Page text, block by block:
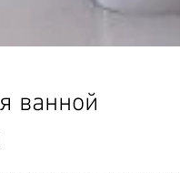
ванной